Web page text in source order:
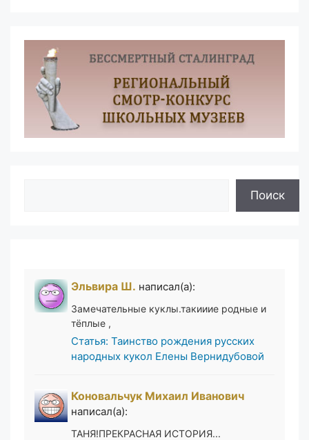
Поиск
Эльвира Ш. написал(а):
Замечательные куклы.такииие родные и
тёплые ,
Статья: Таинство рождения русских
народных кукол Елены Вернидубовой
Коновальчук Михаил Иванович
написал(а):
ТАНЯ!ПРЕКРАСНАЯ ИСТОРИЯ...